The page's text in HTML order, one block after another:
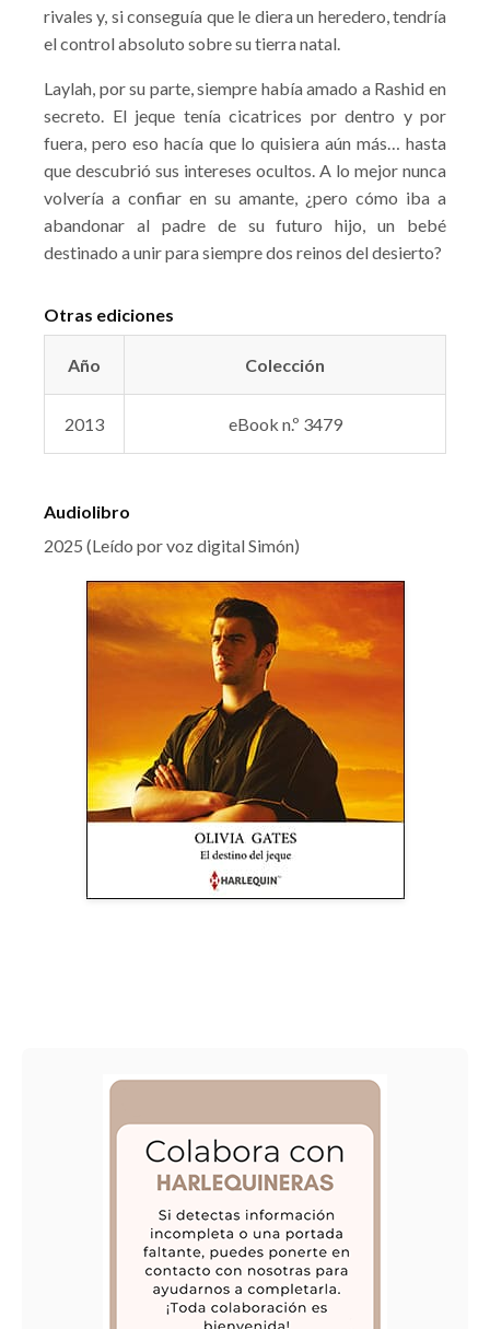
rivales y, si conseguía que le diera un heredero, tendría
el control absoluto sobre su tierra natal.
Laylah, por su parte, siempre había amado a Rashid en
secreto. El jeque tenía cicatrices por dentro y por
fuera, pero eso hacía que lo quisiera aún más… hasta
que descubrió sus intereses ocultos. A lo mejor nunca
volvería a confiar en su amante, ¿pero cómo iba a
abandonar al padre de su futuro hijo, un bebé
destinado a unir para siempre dos reinos del desierto?
Otras ediciones
Año Colección
2013 eBook n.º 3479
Audiolibro
2025 (Leído por voz digital Simón)